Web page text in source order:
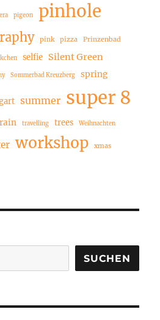
pigeon pinhole
pink pizza Prinzenbad
selfie Silent Green
Sommerbad Kreuzberg spring
summer super 8
travelling trees Weihnachten
workshop xmas
SUCHEN